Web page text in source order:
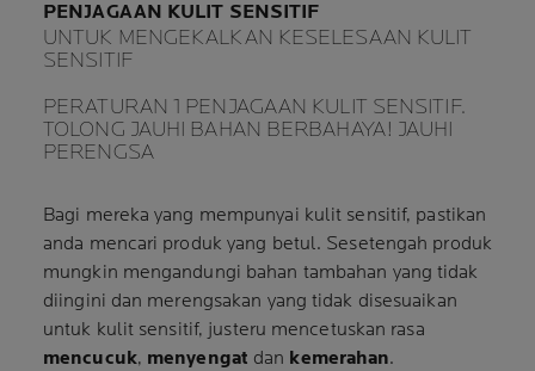
PENJAGAAN KULIT SENSITIF
UNTUK MENGEKALKAN KESELESAAN KULIT
SENSITIF
PERATURAN 1 PENJAGAAN KULIT SENSITIF.
TOLONG JAUHI BAHAN BERBAHAYA! JAUHI
PERENGSA
Bagi mereka yang mempunyai kulit sensitif, pastikan
anda mencari produk yang betul. Sesetengah produk
mungkin mengandungi bahan tambahan yang tidak
diingini dan merengsakan yang tidak disesuaikan
untuk kulit sensitif, justeru mencetuskan rasa
mencucuk, menyengat dan kemerahan.